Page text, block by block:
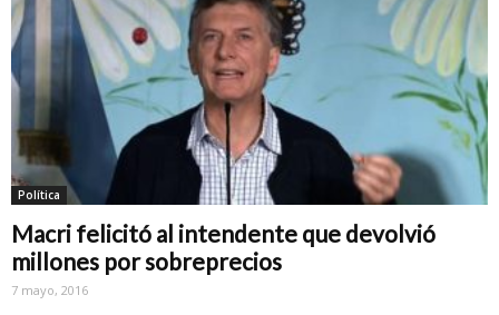
Política
Macri felicitó al intendente que devolvió
millones por sobreprecios
7 mayo, 2016